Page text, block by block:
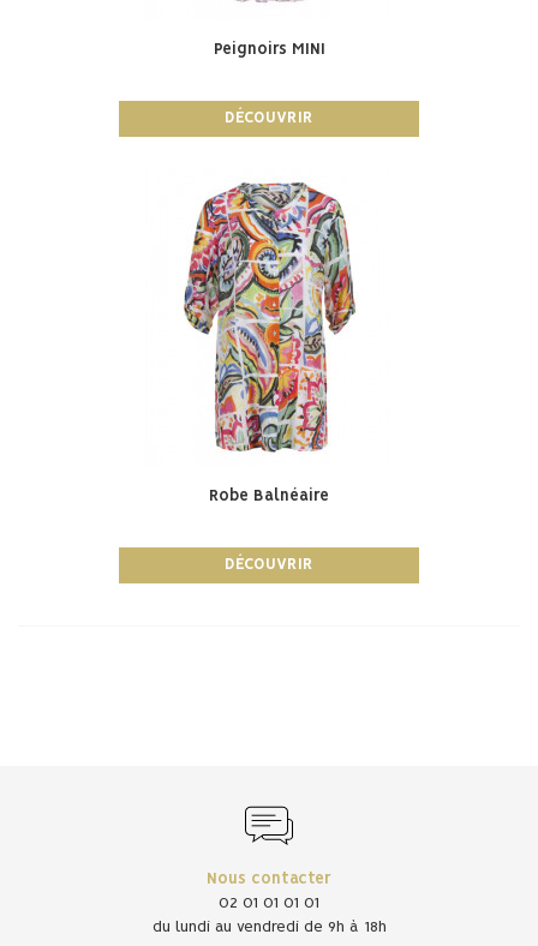
Peignoirs MINI
DÉCOUVRIR
Robe Balnéaire
DÉCOUVRIR
Nous contacter
02 01 01 01 01
du lundi au vendredi de 9h à 18h